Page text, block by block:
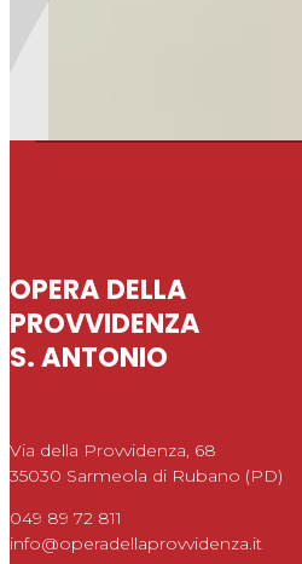
OPERA DELLA
PROVVIDENZA
S. ANTONIO
Via della Provvidenza, 68
35030 Sarmeola di Rubano (PD)
049 89 72 811
info@operadellaprovvidenza.it